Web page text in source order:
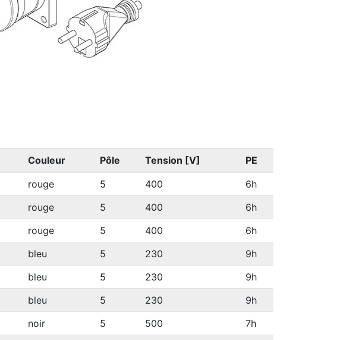
Couleur Pôle Tension [V]
PE
rouge 5 400
6h
rouge 5 400
6h
rouge 5 400
6h
bleu 5 230
9h
bleu 5 230
9h
bleu 5 230
9h
noir 5 500
7h